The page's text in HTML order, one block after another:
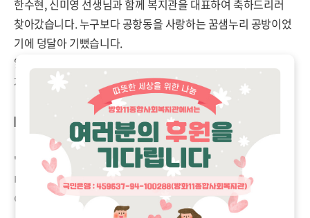
한수현, 신미영 선생님과 함께 복지관을 대표하여 축하드리러
찾아갔습니다. 누구보다 공항동을 사랑하는 꿈샘누리 공방이었
기에 덩달아 기뻤습니다.
앞으로 이어주기팀과 꿈샘누리 공방, 그리고 공항동 지역주민과
지역사회가 이루어가는 다양한 활동 기대해봅니다.
[김화경 대표님 수상 소감]
"보이지 않게 마을에서 애써주시는 분들과 이 상을 함께 하겠습
니다. 삶이 예술이 되는 그날까지 마을예술창작소 꿈샘누리 화
이팅!!"